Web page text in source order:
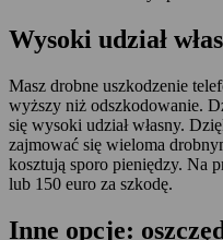
Wysoki udział
Masz drobne uszkodzenie
wyższy niż odszkodowanie.
się wysoki udział własny.
zajmować się wieloma
kosztują sporo pieniędzy. Na
lub 150 euro za szkodę.
Inne opcje: